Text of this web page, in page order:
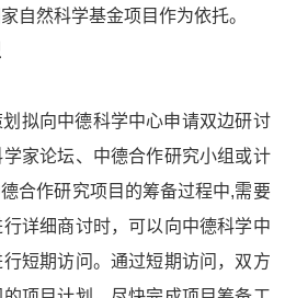
自然科学基金项目作为依托。
拟向中德科学中心申请双边研讨
家论坛、中德合作研究小组或计
合作研究项目的筹备过程中,需要
详细商讨时，可以向中德科学中
短期访问。通过短期访问，双方